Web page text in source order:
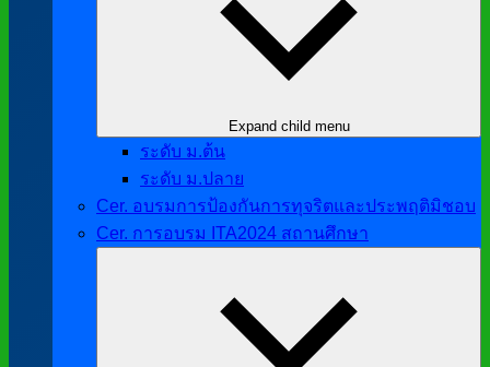
Expand child menu
ระดับ ม.ต้น
ระดับ ม.ปลาย
Cer. อบรมการป้องกันการทุจริตและประพฤติมิชอบ
Cer. การอบรม ITA2024 สถานศึกษา